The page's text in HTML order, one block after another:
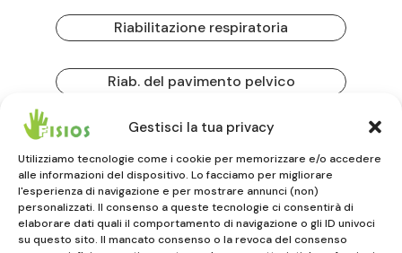
Gestisci la tua privacy
Utilizziamo tecnologie come i cookie per memorizzare e/o accedere
alle informazioni del dispositivo. Lo facciamo per migliorare
l'esperienza di navigazione e per mostrare annunci (non)
personalizzati. Il consenso a queste tecnologie ci consentirà di
elaborare dati quali il comportamento di navigazione o gli ID univoci
su questo sito. Il mancato consenso o la revoca del consenso
Riabilitazione respiratoria
Riab. del pavimento pelvico
Rieducazione Post. Glo. (RPG)
Esercizio terapeutico